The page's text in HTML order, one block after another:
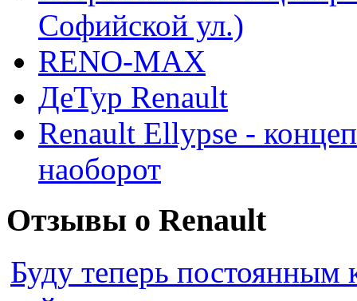
Софийской ул.)
RENO-MAX
ДеТур Renault
Renault Ellypse -
наоборот
Отзывы о Renault
Буду теперь